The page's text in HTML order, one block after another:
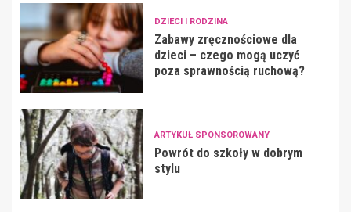
DZIECI I RODZINA
Zabawy zręcznościowe dla
dzieci – czego mogą uczyć
poza sprawnością ruchową?
ARTYKUŁ SPONSOROWANY
Powrót do szkoły w dobrym
stylu